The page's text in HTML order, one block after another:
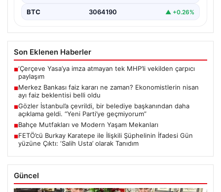
BTC 3064190 ▲ +0.26%
Son Eklenen Haberler
■‘Çerçeve Yasa’ya imza atmayan tek MHP’li vekilden çarpıcı
paylaşım
■Merkez Bankası faiz kararı ne zaman? Ekonomistlerin nisan
ayı faiz beklentisi belli oldu
■Gözler İstanbul’a çevrildi, bir belediye başkanından daha
açıklama geldi. “Yeni Parti’ye geçmiyorum”
■Bahçe Mutfakları ve Modern Yaşam Mekanları
■FETÖ’cü Burkay Karatepe ile İlişkili Şüphelinin İfadesi Gün
yüzüne Çıktı: ‘Salih Usta’ olarak Tanıdım
Güncel